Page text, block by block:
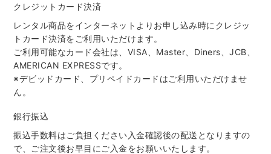
クレジットカード決済
レンタル商品をインターネットよりお申し込み時にクレジッ
トカード決済をご利用いただけます。
ご利用可能なカード会社は、VISA、Master、Diners、JCB、
AMERICAN EXPRESSです。
※デビッドカード、プリペイドカードはご利用いただけませ
ん。
銀行振込
振込手数料はご負担ください入金確認後の配送となりますの
で、 ご注文後お早目にご入金をお願いいたします。